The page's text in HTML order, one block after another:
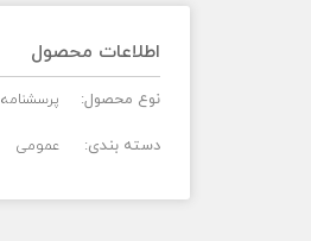
اطلاعات محصول
نوع محصول: پرسشنامه
دسته بندی: عمومی